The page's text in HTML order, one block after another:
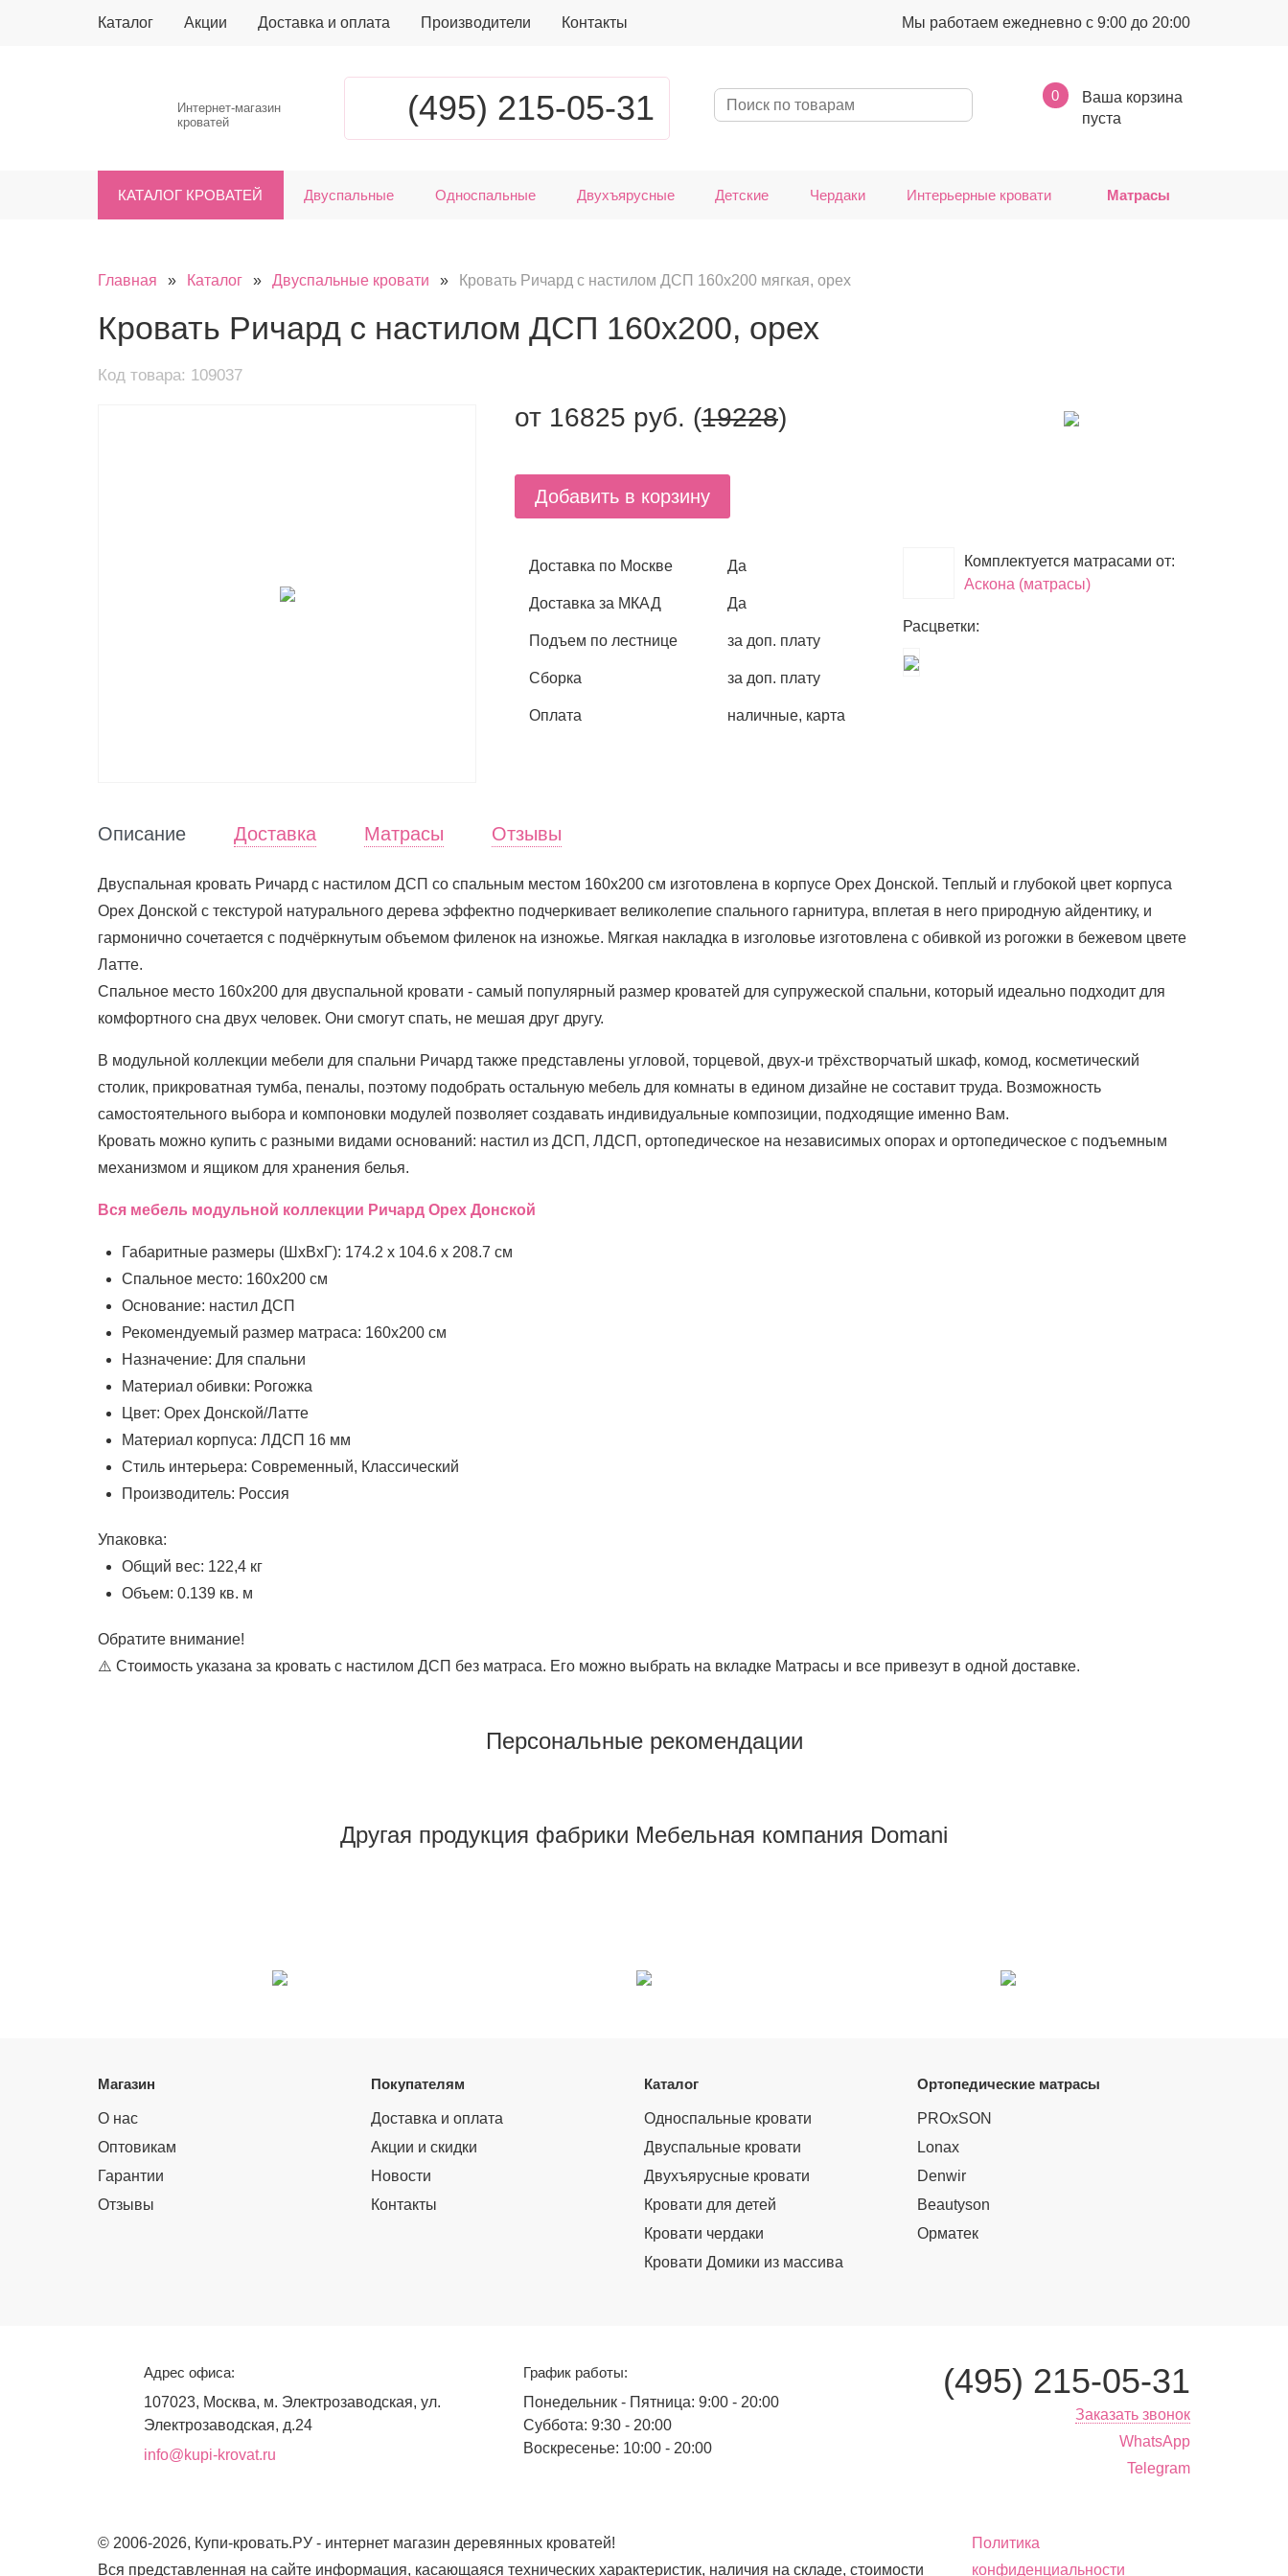
Каталог Акции Доставка и оплата Производители Контакты Мы работаем ежедневно с 9:00 до 20:00
Интернет-магазин
кроватей
(495) 215-05-31 0
Ваша корзина
пуста
КАТАЛОГ КРОВАТЕЙ Двуспальные Односпальные Двухъярусные Детские Чердаки Интерьерные кровати Матрасы
Главная » Каталог » Двуспальные кровати » Кровать Ричард с настилом ДСП 160х200 мягкая, орех
Кровать Ричард с настилом ДСП 160х200, орех
Код товара: 109037
от 16825 руб. (19228)
Добавить в корзину
Доставка по Москве Да
Доставка за МКАД Да
Подъем по лестнице за доп. плату
Сборка за доп. плату
Оплата наличные, карта
Комплектуется матрасами от:
Аскона (матрасы)
Расцветки:
Описание Доставка Матрасы Отзывы
Двуспальная кровать Ричард с настилом ДСП со спальным местом 160х200 см изготовлена в корпусе Орех Донской. Теплый и глубокой цвет корпуса
Орех Донской с текстурой натурального дерева эффектно подчеркивает великолепие спального гарнитура, вплетая в него природную айдентику, и
гармонично сочетается с подчёркнутым объемом филенок на изножье. Мягкая накладка в изголовье изготовлена с обивкой из рогожки в бежевом цвете
Латте.
Спальное место 160х200 для двуспальной кровати - самый популярный размер кроватей для супружеской спальни, который идеально подходит для
комфортного сна двух человек. Они смогут спать, не мешая друг другу.
В модульной коллекции мебели для спальни Ричард также представлены угловой, торцевой, двух-и трёхстворчатый шкаф, комод, косметический
столик, прикроватная тумба, пеналы, поэтому подобрать остальную мебель для комнаты в едином дизайне не составит труда. Возможность
самостоятельного выбора и компоновки модулей позволяет создавать индивидуальные композиции, подходящие именно Вам.
Кровать можно купить с разными видами оснований: настил из ДСП, ЛДСП, ортопедическое на независимых опорах и ортопедическое с подъемным
механизмом и ящиком для хранения белья.
Вся мебель модульной коллекции Ричард Орех Донской
Габаритные размеры (ШхВхГ): 174.2 х 104.6 х 208.7 см
Спальное место: 160x200 см
Основание: настил ДСП
Рекомендуемый размер матраса: 160x200 см
Назначение: Для спальни
Материал обивки: Рогожка
Цвет: Орех Донской/Латте
Материал корпуса: ЛДСП 16 мм
Стиль интерьера: Современный, Классический
Производитель: Россия
Упаковка:
Общий вес: 122,4 кг
Объем: 0.139 кв. м
Обратите внимание!
⚠️ Стоимость указана за кровать с настилом ДСП без матраса. Его можно выбрать на вкладке Матрасы и все привезут в одной доставке.
Персональные рекомендации
Другая продукция фабрики Мебельная компания Domani
Магазин
О нас
Оптовикам
Гарантии
Отзывы
Покупателям
Доставка и оплата
Акции и скидки
Новости
Контакты
Каталог
Односпальные кровати
Двуспальные кровати
Двухъярусные кровати
Кровати для детей
Кровати чердаки
Кровати Домики из массива
Ортопедические матрасы
PROxSON
Lonax
Denwir
Beautyson
Орматек
Адрес офиса:
107023, Москва, м. Электрозаводская, ул.
Электрозаводская, д.24
info@kupi-krovat.ru
График работы:
Понедельник - Пятница: 9:00 - 20:00
Суббота: 9:30 - 20:00
Воскресенье: 10:00 - 20:00
(495) 215-05-31
Заказать звонок
WhatsApp
Telegram
© 2006-2026, Купи-кровать.РУ - интернет магазин деревянных кроватей!
Вся представленная на сайте информация, касающаяся технических характеристик, наличия на складе, стоимости
Политика
конфиденциальности